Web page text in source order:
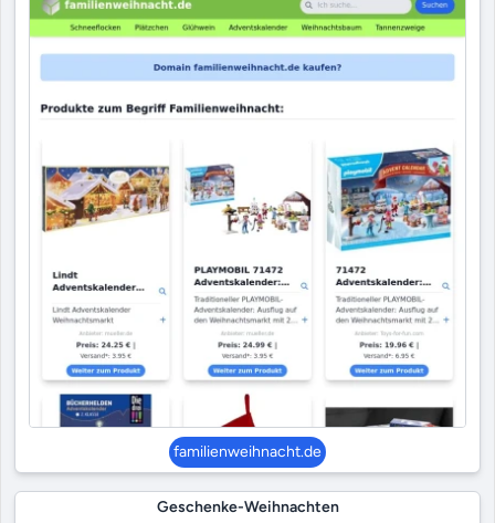
familienweihnacht.de
Geschenke-Weihnachten